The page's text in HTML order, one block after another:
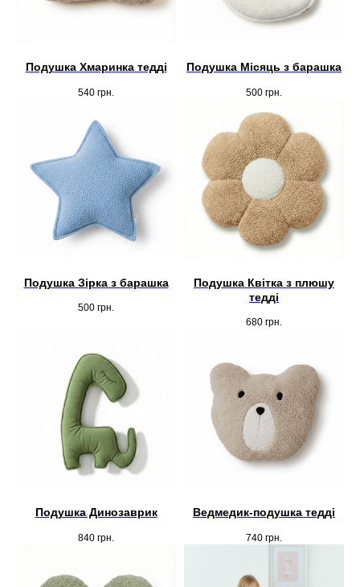
Подушка Хмаринка тедді
540 грн.
Подушка Місяць з барашка
500 грн.
Подушка Зірка з барашка
500 грн.
Подушка Квітка з плюшу
тедді
680 грн.
Подушка Динозаврик
840 грн.
Ведмедик-подушка тедді
740 грн.